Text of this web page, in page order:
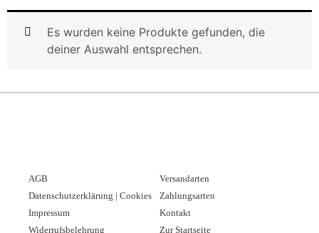
Es wurden keine Produkte gefunden, die
deiner Auswahl entsprechen.
AGB
Datenschutzerklärung | Cookies
Impressum
Widerrufsbelehrung
Versandarten
Zahlungsarten
Kontakt
Zur Startseite